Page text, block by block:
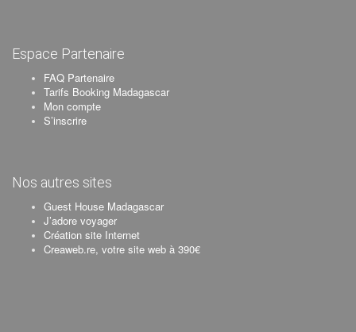
Espace Partenaire
FAQ Partenaire
Tarifs Booking Madagascar
Mon compte
S’inscrire
Nos autres sites
Guest House Madagascar
J’adore voyager
Création site Internet
Creaweb.re, votre site web à 390€